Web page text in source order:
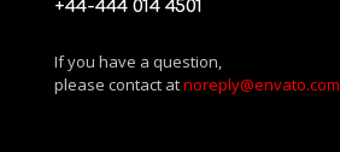
+44-444 014 4501
If you have a question,
please contact atnoreply@envato.com